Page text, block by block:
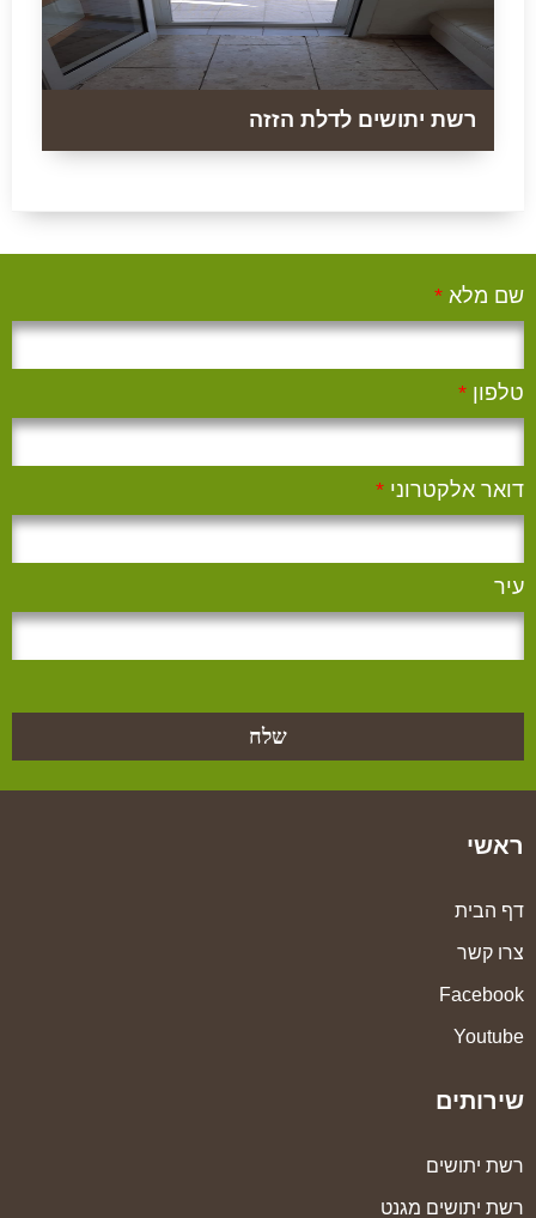
רשת יתושים לדלת הזזה
שם מלא *
טלפון *
דואר אלקטרוני *
עיר
שלח
ראשי
דף הבית
צרו קשר
Facebook
Youtube
שירותים
רשת יתושים
רשת יתושים מגנט